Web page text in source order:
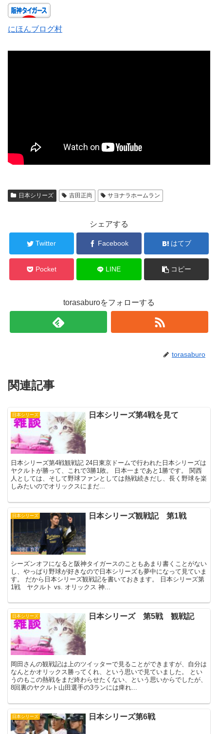
にほんブログ村
日本シリーズ 吉田正尚 サヨナラホームラン
シェアする
Twitter Facebook はてブ
Pocket LINE コピー
torasaburoをフォローする
torasaburo
関連記事
日本シリーズ 日本シリーズ第4戦を見て
日本シリーズ第4戦観戦記 24日東京ドームで行われた日本シリーズは
ヤクルトが勝って、これで3勝1敗。 日本一まであと1勝です。 関西
人としては、そして野球ファンとしては熱戦続きだし、長く野球を楽
しみたいのでオリックスにまだ...
日本シリーズ 日本シリーズ観戦記 第1戦
シーズンオフになると阪神タイガースのこともあまり書くことがない
し、やっぱり野球が好きなので日本シリーズも夢中になって見ていま
す。 だから日本シリーズ観戦記を書いておきます。 日本シリーズ第
1戦 ヤクルト vs. オリックス 神...
日本シリーズ 日本シリーズ 第5戦 観戦記
岡田さんの観戦記は上のツイッターで見ることができますが、自分は
なんとかオリックス勝ってくれ、という思いで見ていました。 とい
うのもこの熱戦をまだ終わらせたくない、という思いからでしたが、
8回裏のヤクルト山田選手の3ランには痺れ...
日本シリーズ 日本シリーズ第6戦